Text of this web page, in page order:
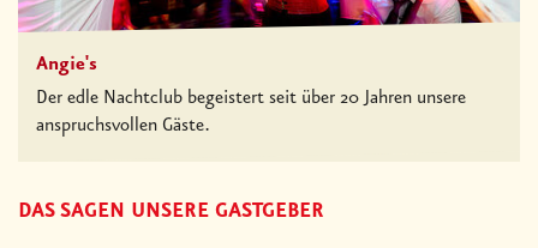
Angie's
Der edle Nachtclub begeistert seit über 20 Jahren unsere
anspruchsvollen Gäste.
DAS SAGEN UNSERE GASTGEBER